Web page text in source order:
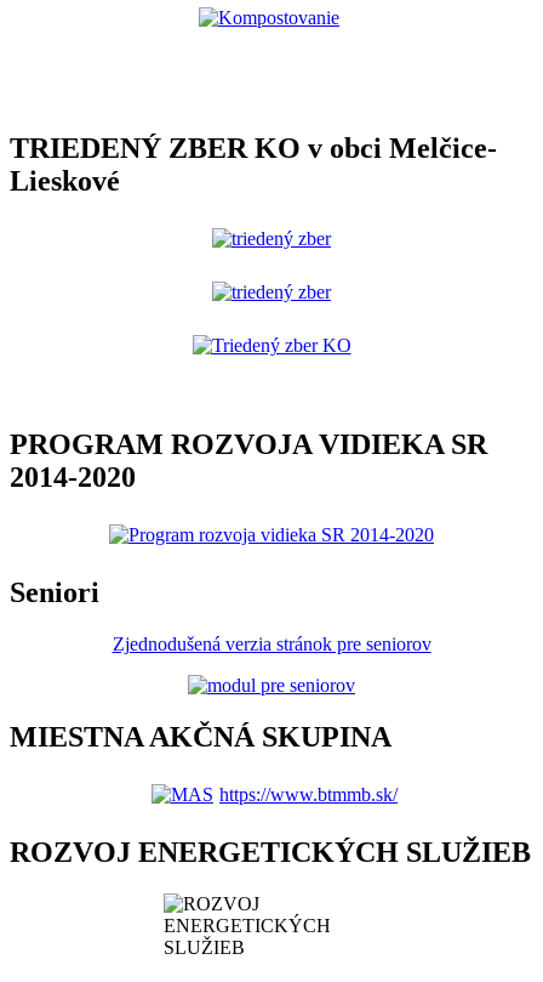
TRIEDENÝ ZBER KO v obci Melčice-
Lieskové
PROGRAM ROZVOJA VIDIEKA SR
2014-2020
Seniori
Zjednodušená verzia stránok pre seniorov
MIESTNA AKČNÁ SKUPINA
https://www.btmmb.sk/
ROZVOJ ENERGETICKÝCH SLUŽIEB